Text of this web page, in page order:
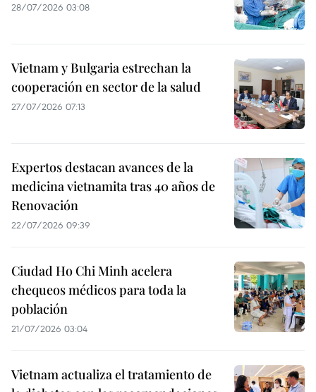
28/07/2026 03:08
Vietnam y Bulgaria estrechan la
cooperación en sector de la salud
27/07/2026 07:13
Expertos destacan avances de la
medicina vietnamita tras 40 años de
Renovación
22/07/2026 09:39
Ciudad Ho Chi Minh acelera
chequeos médicos para toda la
población
21/07/2026 03:04
Vietnam actualiza el tratamiento de